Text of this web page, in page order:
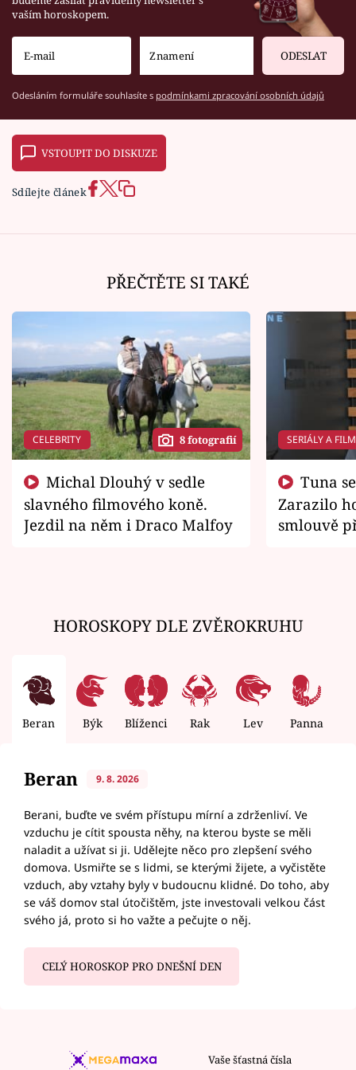
vaším horoskopem.
ODESLAT
Odesláním formuláře souhlasíte s podmínkami zpracování osobních údajů
VSTOUPIT DO DISKUZE
Sdílejte článek
PŘEČTĚTE SI TAKÉ
CELEBRITY 8 fotografií
slavného filmového koně.
Jezdil na něm i Draco Malfoy
SERIÁLY A
Zarazilo
smlouvě
HOROSKOPY DLE ZVĚROKRUHU
Beran Býk Blíženci Rak Lev Panna
Beran 9. 8. 2026
Berani, buďte ve svém přístupu mírní a zdrženliví. Ve
vzduchu je cítit spousta něhy, na kterou byste se měli
naladit a užívat si ji. Udělejte něco pro zlepšení svého
domova. Usmiřte se s lidmi, se kterými žijete, a vyčistěte
vzduch, aby vztahy byly v budoucnu klidné. Do toho, aby
se váš domov stal útočištěm, jste investovali velkou část
svého já, proto si ho važte a pečujte o něj.
CELÝ HOROSKOP PRO DNEŠNÍ DEN
Vaše šťastná čísla